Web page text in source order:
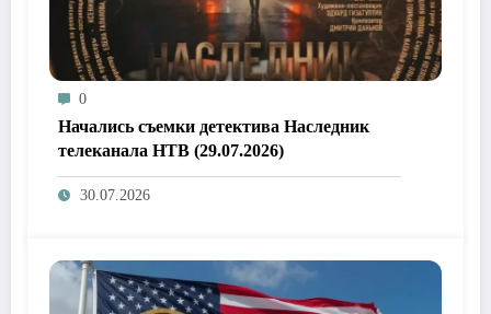
0
Начались съемки детектива Наследник
телеканала НТВ (29.07.2026)
30.07.2026